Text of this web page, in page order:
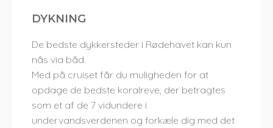
DYKNING
De bedste dykkersteder i Rødehavet kan kun
nås via båd.
Med på cruiset får du muligheden for at
opdage de bedste koralreve, der betragtes
som et af de 7 vidundere i
undervandsverdenen og forkæle dig med det